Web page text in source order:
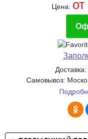
Цена:
Самовывоз: